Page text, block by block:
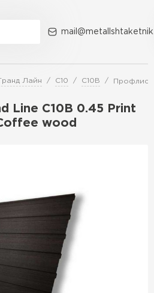
Лайн С10 С10В Профлист
Line C10В 0.45 Print
wood
О компании Контакты